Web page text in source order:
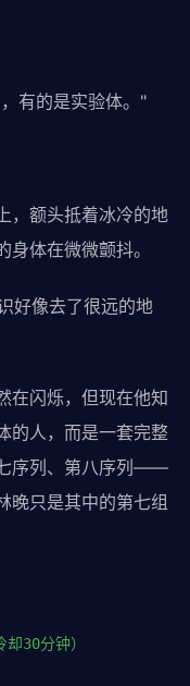
有的是实验体。"
，额头抵着冰冷的地
体在微微颤抖。
好像去了很远的地
在闪烁，但现在他知
人，而是一套完整
序列、第八序列——
晚只是其中的第七组
30分钟）